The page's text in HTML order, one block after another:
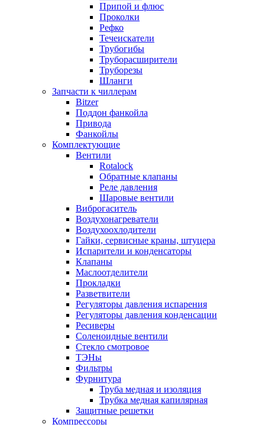
Припой и флюс
Проколки
Рефко
Течеискатели
Трубогибы
Труборасширители
Труборезы
Шланги
Запчасти к чиллерам
Bitzer
Поддон фанкойла
Привода
Фанкойлы
Комплектующие
Вентили
Rotalock
Обратные клапаны
Реле давления
Шаровые вентили
Виброгаситель
Воздухонагреватели
Воздухоохлодители
Гайки, сервисные краны, штуцера
Испарители и конденсаторы
Клапаны
Маслоотделители
Прокладки
Разветвители
Регуляторы давления испарения
Регуляторы давления конденсации
Ресиверы
Соленоидные вентили
Стекло смотровое
ТЭНы
Фильтры
Фурнитура
Труба медная и изоляция
Трубка медная капилярная
Защитные решетки
Компрессоры